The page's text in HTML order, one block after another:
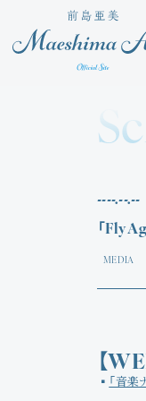
----.--.--
「Fly
MEDIA
【
▪ 「音楽